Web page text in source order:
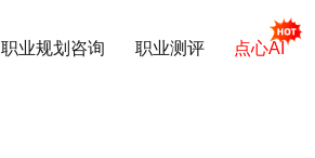
职业规划咨询 职业测评 点心AI